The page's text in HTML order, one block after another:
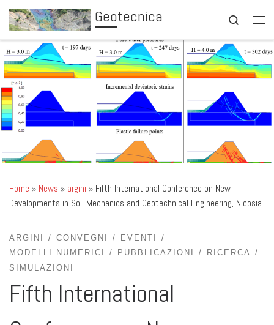
Skip to content Geotecnica
Search
Home » News » argini » Fifth International Conference on New
Developments in Soil Mechanics and Geotechnical Engineering, Nicosia
ARGINI CONVEGNI
EVENTI
MODELLI NUMERICI
PUBBLICAZIONI
RICERCA
SIMULAZIONI
Fifth International